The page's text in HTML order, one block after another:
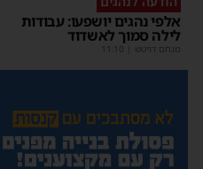
אלפי נהגים יושפעו: עבודות
לילה סמוך לאשדוד
מנחם דויטש 11:10